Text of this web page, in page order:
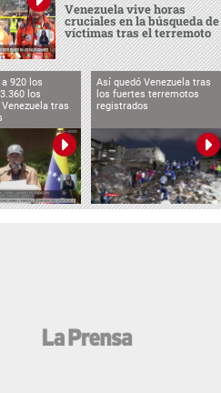
Venezuela vive horas
cruciales en la búsqueda de
víctimas tras el terremoto
920 los
los
tras
Así quedó Venezuela tras
los fuertes terremotos
registrados